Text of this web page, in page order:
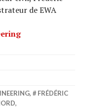
de EWA
,
FRÉDÉRIC
,